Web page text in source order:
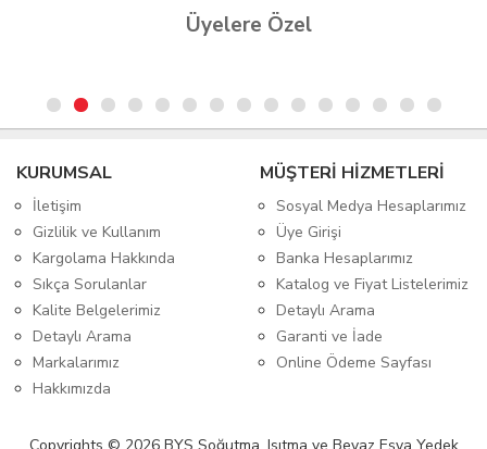
Üyelere Özel
KURUMSAL
İletişim
Gizlilik ve Kullanım
Kargolama Hakkında
Sıkça Sorulanlar
Kalite Belgelerimiz
Detaylı Arama
Markalarımız
Hakkımızda
MÜŞTERİ HİZMETLERİ
Sosyal Medya Hesaplarımız
Üye Girişi
Banka Hesaplarımız
Katalog ve Fiyat Listelerimiz
Detaylı Arama
Garanti ve İade
Online Ödeme Sayfası